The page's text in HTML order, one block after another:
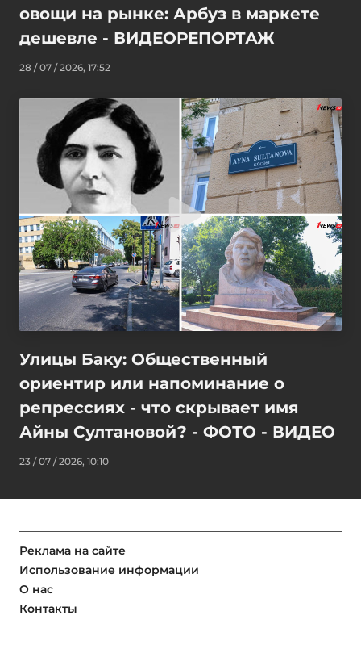
овощи на рынке: Арбуз в маркете
дешевле - ВИДЕОРЕПОРТАЖ
28 / 07 / 2026, 17:52
Улицы Баку: Общественный
ориентир или напоминание о
репрессиях - что скрывает имя
Айны Султановой? - ФОТО - ВИДЕО
23 / 07 / 2026, 10:10
Реклама на сайте
Использование информации
О нас
Контакты